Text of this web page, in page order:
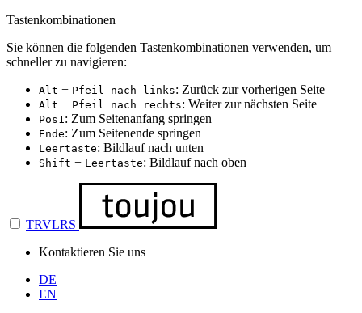
Tastenkombinationen
Sie können die folgenden Tastenkombinationen verwenden, um
schneller zu navigieren:
Alt + Pfeil nach links: Zurück zur vorherigen Seite
Alt + Pfeil nach rechts: Weiter zur nächsten Seite
Pos1: Zum Seitenanfang springen
Ende: Zum Seitenende springen
Leertaste: Bildlauf nach unten
Shift + Leertaste: Bildlauf nach oben
TRVLRS
Kontaktieren Sie uns
DE
EN